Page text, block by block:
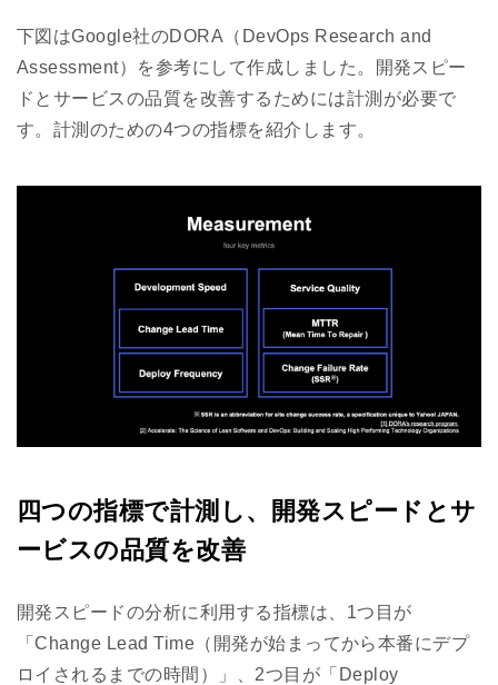
下図はGoogle社のDORA（DevOps Research and
Assessment）を参考にして作成しました。開発スピー
ドとサービスの品質を改善するためには計測が必要で
す。計測のための4つの指標を紹介します。
四つの指標で計測し、開発スピードとサ
ービスの品質を改善
開発スピードの分析に利用する指標は、1つ目が
「Change Lead Time（開発が始まってから本番にデプ
ロイされるまでの時間）」、2つ目が「Deploy